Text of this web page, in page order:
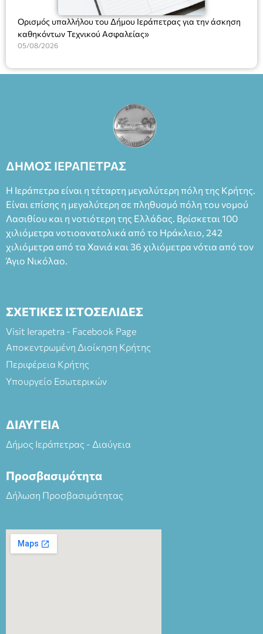
Ορισμός υπαλλήλου του Δήμου Ιεράπετρας για την άσκηση
καθηκόντων Τεχνικού Ασφαλείας»
05/08/2026
ΔΗΜΟΣ ΙΕΡΑΠΕΤΡΑΣ
Η Ιεράπετρα είναι η τέταρτη μεγαλύτερη πόλη της Κρήτης.
Είναι επίσης η μεγαλύτερη σε πληθυσμό πόλη του νομού
Λασιθίου και η νοτιότερη της Ελλάδας. Βρίσκεται 100
χιλιόμετρα νοτιοανατολικά από το Ηράκλειο, 242
χιλιόμετρα από τα Χανιά και 36 χιλιόμετρα νότια από τον
Άγιο Νικόλαο.
ΣΧΕΤΙΚΕΣ ΙΣΤΟΣΕΛΙΔΕΣ
Visit Ierapetra - Facebook Page
Αποκεντρωμένη Διοίκηση Κρήτης
Περιφέρεια Κρήτης
Υπουργείο Εσωτερικών
ΔΙΑΥΓΕΙΑ
Δήμος Ιεράπετρας - Διαύγεια
Προσβασιμότητα
Δήλωση Προσβασιμότητας